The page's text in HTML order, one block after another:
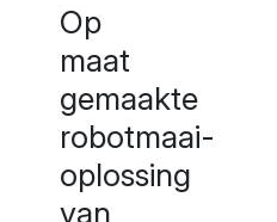
Op
maat
gemaakte
robotmaai-
oplossing
van